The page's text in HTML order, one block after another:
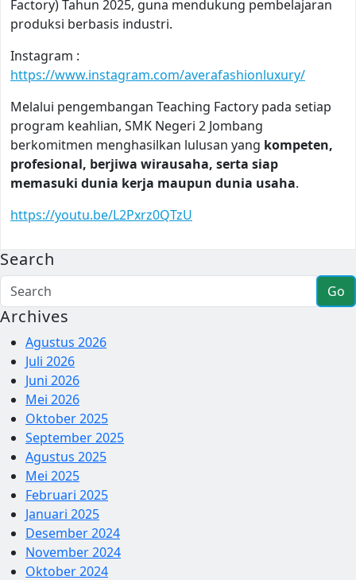
Factory) Tahun 2025, guna mendukung pembelajaran
produksi berbasis industri.
Instagram :
https://www.instagram.com/averafashionluxury/
Melalui pengembangan Teaching Factory pada setiap
program keahlian, SMK Negeri 2 Jombang
berkomitmen menghasilkan lulusan yang kompeten,
profesional, berjiwa wirausaha, serta siap
memasuki dunia kerja maupun dunia usaha.
https://youtu.be/L2Pxrz0QTzU
Search
Go
Archives
Agustus 2026
Juli 2026
Juni 2026
Mei 2026
Oktober 2025
September 2025
Agustus 2025
Mei 2025
Februari 2025
Januari 2025
Desember 2024
November 2024
Oktober 2024